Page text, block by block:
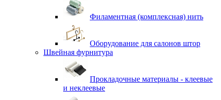
Филаментная (комплексная) нить
Оборудование для салонов штор
Швейная фурнитура
Прокладочные материалы - клеевые
и неклеевые